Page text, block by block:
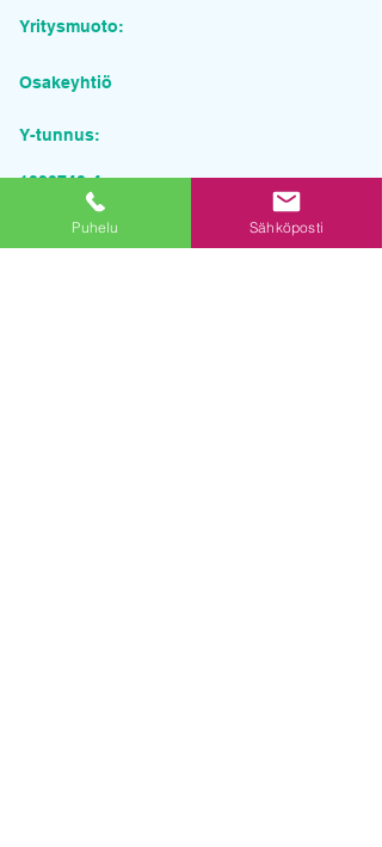
Yritysmuoto:
Osakeyhtiö
Y-tunnus:
1828748-4
Pyydä tarjous palvelusta
Puhelu Sähköposti